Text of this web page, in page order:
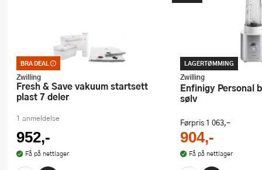
BRA DEAL
Bra deal – merkelappen som garanterer
et godt kjøp. Kan ikke kombineres med
kuponger eller andre tilbud
Zwilling
Fresh & Save vakuum startsett
plast 7 deler
1 anmeldelse
952,-
Få på nettlager
LAGERTØMMING
Zwilling
Enfinigy Personal blender 600W
sølv
Førpris 1 063,-
904,-
Få på nettlager